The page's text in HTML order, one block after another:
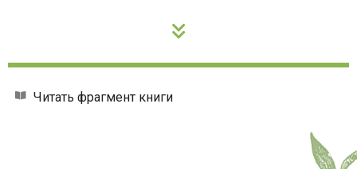
Читать фрагмент книги